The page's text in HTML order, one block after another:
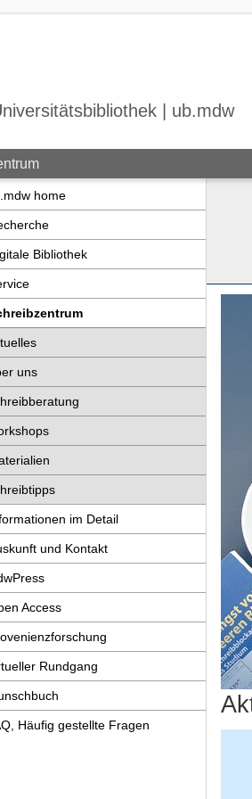
| ub.mdw
home
Bibliothek
uns
im Detail
und Kontakt
Access
Rundgang
Häufig gestellte Fragen